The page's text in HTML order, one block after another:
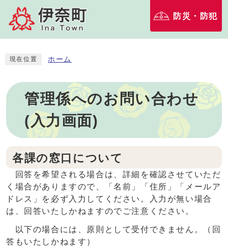
防災・防犯
現在位置 ホーム
管理係へのお問い合わせ
(入力画面)
各課の窓口について
回答を希望される場合は、詳細を確認させていただ
く場合がありますので、「名前」「住所」「メールア
ドレス」を必ず入力してください。入力が無い場合
は、回答いたしかねますのでご注意ください。
以下の場合には、原則として受付できません。（回
答もいたしかねます）